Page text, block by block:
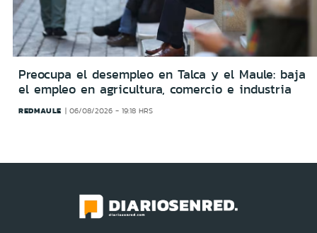
Preocupa el desempleo en Talca y el Maule: baja
el empleo en agricultura, comercio e industria
REDMAULE 06/08/2026 - 19:18 HRS